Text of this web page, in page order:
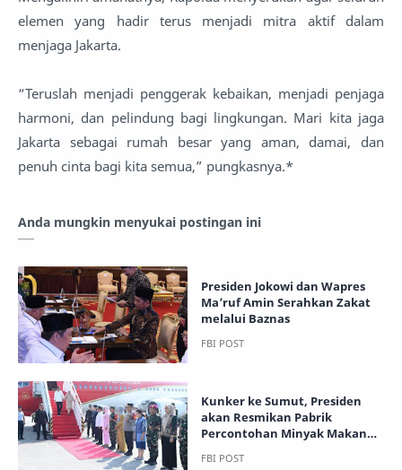
elemen yang hadir terus menjadi mitra aktif dalam
menjaga Jakarta.
“Teruslah menjadi penggerak kebaikan, menjadi penjaga
harmoni, dan pelindung bagi lingkungan. Mari kita jaga
Jakarta sebagai rumah besar yang aman, damai, dan
penuh cinta bagi kita semua,” pungkasnya.*
Anda mungkin menyukai postingan ini
Presiden Jokowi dan Wapres
Ma’ruf Amin Serahkan Zakat
melalui Baznas
Kunker ke Sumut, Presiden
akan Resmikan Pabrik
Percontohan Minyak Makan